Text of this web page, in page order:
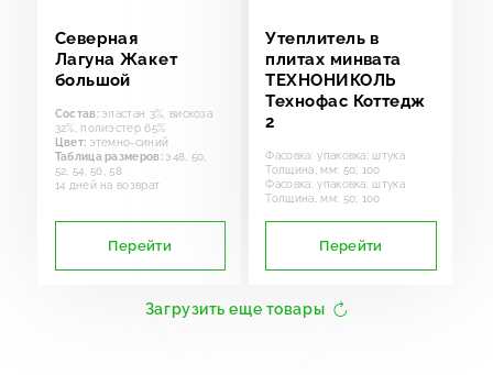
Северная
Лагуна Жакет
большой
Состав: эластан 3%, вискоза
32%, полиэстер 65%
Цвет: этемно-синий
Таблица размеров: э48, 50,
52, 54, 56, 58
14 дней на возврат
Перейти
Утеплитель в
плитах минвата
ТЕХНОНИКОЛЬ
Технофас Коттедж
2
Фасовка: упаковка; штука
Толщина, мм: 50; 100
Фасовка: упаковка; штука
Толщина, мм: 50; 100
Перейти
Загрузить еще товары